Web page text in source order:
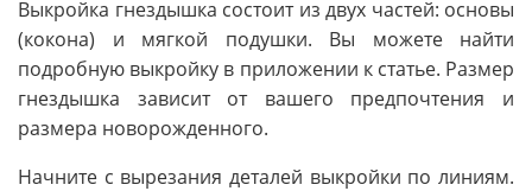
Выкройка гнездышка состоит из двух частей: основы
(кокона) и мягкой подушки. Вы можете найти
подробную выкройку в приложении к статье. Размер
гнездышка зависит от вашего предпочтения и
размера новорожденного.
Начните с вырезания деталей выкройки по линиям.